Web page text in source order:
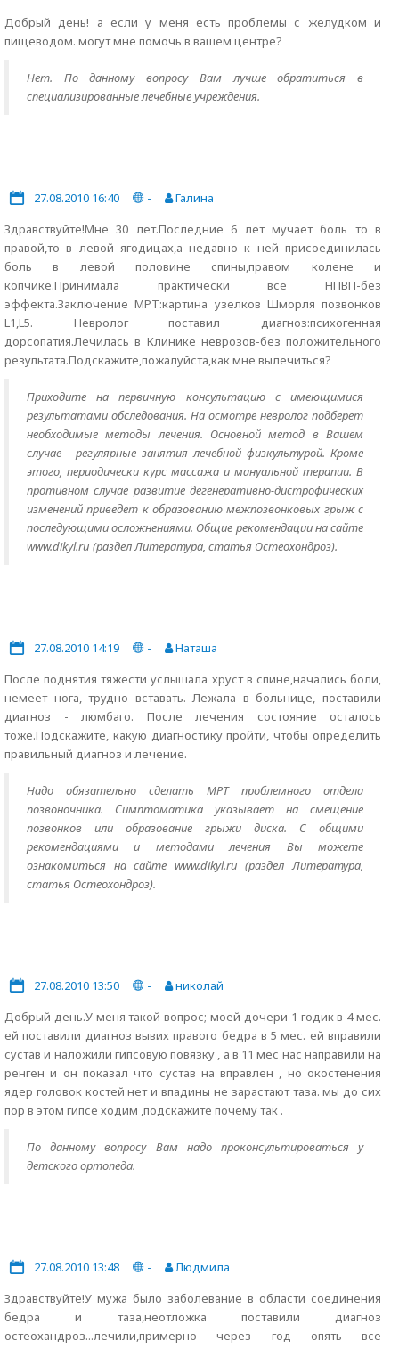
Добрый день! а если у меня есть проблемы с желудком и
пищеводом. могут мне помочь в вашем центре?
Нет. По данному вопросу Вам лучше обратиться в
специализированные лечебные учреждения.
27.08.2010 16:40 -
Галина
Здравствуйте!Мне 30 лет.Последние 6 лет мучает боль то в
правой,то в левой ягодицах,а недавно к ней присоединилась
боль в левой половине спины,правом колене и
копчике.Принимала практически все НПВП-без
эффекта.Заключение МРТ:картина узелков Шморля позвонков
L1,L5. Невролог поставил диагноз:психогенная
дорсопатия.Лечилась в Клинике неврозов-без положительного
результата.Подскажите,пожалуйста,как мне вылечиться?
Приходите на первичную консультацию с имеющимися
результатами обследования. На осмотре невролог подберет
необходимые методы лечения. Основной метод в Вашем
случае - регулярные занятия лечебной физкультурой. Кроме
этого, периодически курс массажа и мануальной терапии. В
противном случае развитие дегенеративно-дистрофических
изменений приведет к образованию межпозвонковых грыж с
последующими осложнениями. Общие рекомендации на сайте
www.dikyl.ru (раздел Литература, статья Остеохондроз).
27.08.2010 14:19 -
Наташа
После поднятия тяжести услышала хруст в спине,начались боли,
немеет нога, трудно вставать. Лежала в больнице, поставили
диагноз - люмбаго. После лечения состояние осталось
тоже.Подскажите, какую диагностику пройти, чтобы определить
правильный диагноз и лечение.
Надо обязательно сделать МРТ проблемного отдела
позвоночника. Симптоматика указывает на смещение
позвонков или образование грыжи диска. С общими
рекомендациями и методами лечения Вы можете
ознакомиться на сайте www.dikyl.ru (раздел Литература,
статья Остеохондроз).
27.08.2010 13:50 -
николай
Добрый день.У меня такой вопрос; моей дочери 1 годик в 4 мес.
ей поставили диагноз вывих правого бедра в 5 мес. ей вправили
сустав и наложили гипсовую повязку , а в 11 мес нас направили на
ренген и он показал что сустав на вправлен , но окостенения
ядер головок костей нет и впадины не зарастают таза. мы до сих
пор в этом гипсе ходим ,подскажите почему так .
По данному вопросу Вам надо проконсультироваться у
детского ортопеда.
27.08.2010 13:48 -
Людмила
Здравствуйте!У мужа было заболевание в области соединения
бедра и таза,неотложка поставили диагноз
остеохандроз...лечили,примерно через год опять все